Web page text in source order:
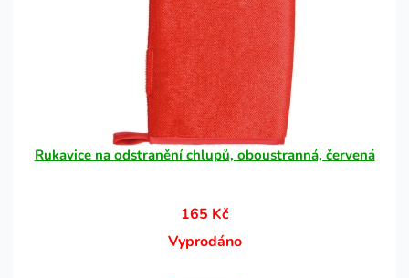
Rukavice na odstranění chlupů, oboustranná, červená
165 Kč
Vyprodáno